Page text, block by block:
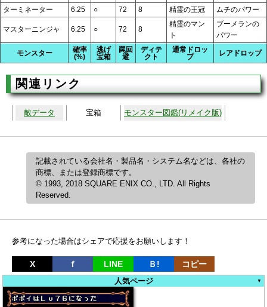
ターミネーター
6.25 ○ 72 8 精霊の王冠 ムチのパワー
マスターニンジャ 6.25 ○ 72 8
精霊のマン
ト
ブーメランの
パワー
モンスター
確率
(%)
逃げ
宝箱
罠回
避
ディテ
クト
通常ドロッ
プ
レアドロップ
関連リンク
敵データ 宝箱 モンスター図鑑(リメイク版)
記載されている会社名・製品名・システム名などは、各社の
商標、または登録商標です。
© 1993, 2018 SQUARE ENIX CO., LTD. All Rights
Reserved.
参考になった場合はシェアで応援をお願いします！
X ｆ LINE Ｂ! コピー
人気ページ